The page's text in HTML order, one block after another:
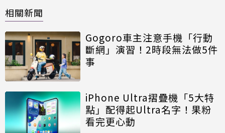
相關新聞
Gogoro車主注意手機「行動
斷網」演習！2時段無法做5件
事
iPhone Ultra摺疊機「5大特
點」配得起Ultra名字！果粉
看完更心動